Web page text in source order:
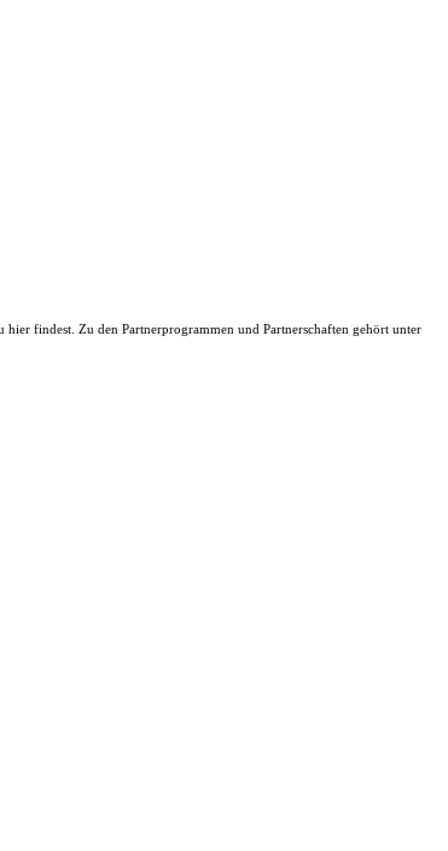
findest. Zu den Partnerprogrammen und Partnerschaften gehört unter